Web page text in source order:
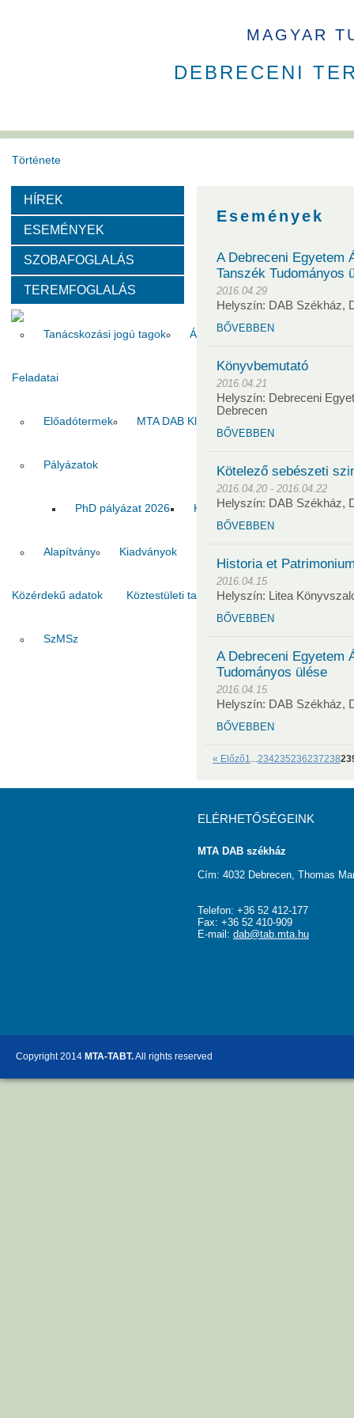
MAGYAR
DEBRECENI
Története
Székház
Szervezeti felépítése
Választott vezetők Akadémikusok Nem akadémikus
Tanácskozási jogú tagok Állandó meghívottak
Feladatai
Előadótermek MTA DAB Klub
Pályázatok
PhD pályázat 2026 Kiadvány pályázat 2026
Alapítvány Kiadványok
Közérdekű adatok
SzMSz
Köztestületi tagok Kapcsolat
HÍREK
ESEMÉNYEK
SZOBAFOGLALÁS
TEREMFOGLALÁS
Események
A Debreceni Egyetem
Tanszék Tudományos
2016.04.29
Helyszín: DAB Székház,
BŐVEBBEN
Könyvbemutató
2016.04.21
Helyszín: Debreceni
Debrecen
BŐVEBBEN
Kötelező sebészeti
2016.04.20 - 2016.04.22
Helyszín: DAB Székház,
BŐVEBBEN
Historia et
2016.04.15
Helyszín: Litea
BŐVEBBEN
A Debreceni Egyetem
Tudományos ülése
2016.04.15
Helyszín: DAB Székház,
BŐVEBBEN
« Előző1...234235236237238
ELÉRHETŐSÉGEINK
MTA DAB székház
Cím: 4032 Debrecen, Thomas
Telefon: +36 52 412-177
Fax: +36 52 410-909
E-mail: dab@tab.mta.hu
Copyright 2014 MTA-TABT.All rights reserved